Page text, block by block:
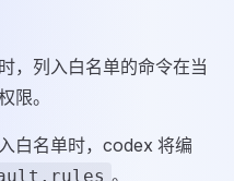
，列入白名单的命令在当
限。
白名单时，codex 将编
。